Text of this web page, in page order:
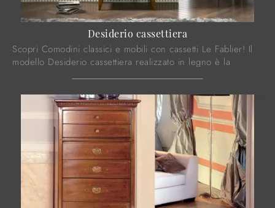
Desiderio cassettiera
Scopri Comodini classici e mobili con cassetti Le Fablier! Il
modello Desiderio cassettiera realizzato in legno è la